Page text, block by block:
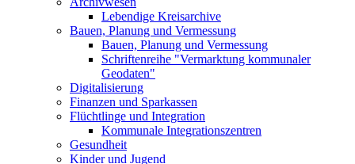
Lebendige Kreisarchive
Bauen, Planung und Vermessung
Bauen, Planung und Vermessung
Schriftenreihe "Vermarktung kommunaler
Geodaten"
Digitalisierung
Finanzen und Sparkassen
Flüchtlinge und Integration
Kommunale Integrationszentren
Gesundheit
Kinder und Jugend